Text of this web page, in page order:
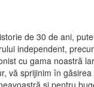
de 30 de ani,
independent,
cu gama noastră
vă sprijinim în
și pentru